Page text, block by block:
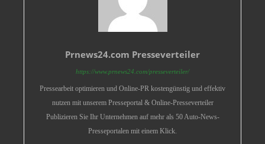
Prnews24.com Presseverteiler
https://www.prnews24.com/presseverteiler/
Pressearbeit optimieren und Online-PR kostengünstig und effektiv
nutzen mit unserem Presseportal & Online-Presseverteiler
Publizieren Sie Ihr Unternehmen auf mehr als 50 Auto-News-
Presseportalen mit einem Klick.